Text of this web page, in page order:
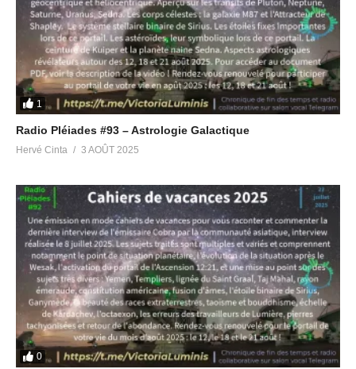
8 avril 2023
Dans "Radio Pléiades"
en Thaïlande
23 novembre 2023
Dans "Radio Pléiades"
Radio Pléiades #62 – Le
Portail de Lumière
5 avril 2023
Dans "Radio Pléiades"
1
Radio Pléiades #93 – Astrologie Galactique
Hervé Cinta 3 AOÛT 2025
0